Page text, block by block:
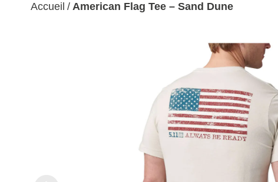
Accueil / American Flag Tee – Sand Dune